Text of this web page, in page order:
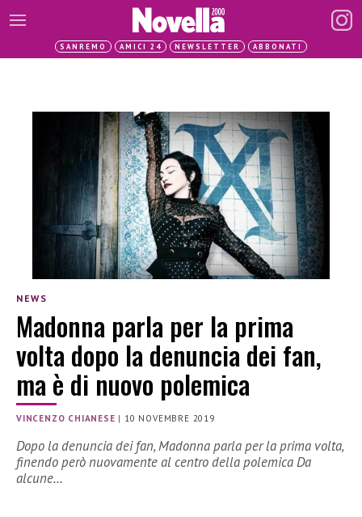
SANREMO AMICI 24 NEWSLETTER ABBONATI
NEWS
Madonna parla per la prima
volta dopo la denuncia dei fan,
ma è di nuovo polemica
VINCENZO CHIANESE | 10 NOVEMBRE 2019
Dopo la denuncia dei fan, Madonna parla per la prima volta,
finendo però nuovamente al centro della polemica Da
alcune…